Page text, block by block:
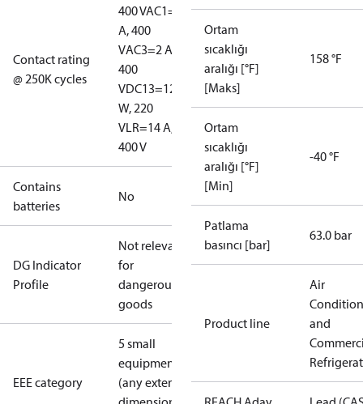
Contact rating
@ 250K cycles
400 VAC1=10
A, 400
VAC3=2 A,
400
VDC13=12
W, 220
VLR=14 A,
400 V
Contains
batteries
No
DG Indicator
Profile
Not relevant
for
dangerous
goods
EEE category
5 small
equipment
(any external
Ortam
sıcaklığı
aralığı [°F]
[Maks]
158 °F
Ortam
sıcaklığı
aralığı [°F]
[Min]
-40 °F
Patlama
basıncı [bar]
63.0 bar
Product line
Air
and